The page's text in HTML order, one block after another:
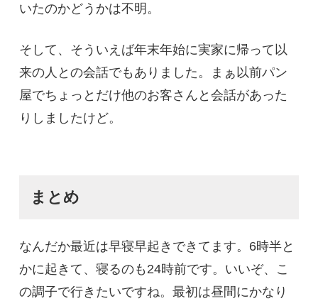
いたのかどうかは不明。
そして、そういえば年末年始に実家に帰って以
来の人との会話でもありました。まぁ以前パン
屋でちょっとだけ他のお客さんと会話があった
りしましたけど。
まとめ
なんだか最近は早寝早起きできてます。6時半と
かに起きて、寝るのも24時前です。いいぞ、こ
の調子で行きたいですね。最初は昼間にかなり